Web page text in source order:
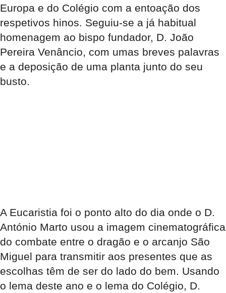
Europa e do Colégio com a entoação dos
respetivos hinos. Seguiu-se a já habitual
homenagem ao bispo fundador, D. João
Pereira Venâncio, com umas breves palavras
e a deposição de uma planta junto do seu
busto.
A Eucaristia foi o ponto alto do dia onde o D.
António Marto usou a imagem cinematográfica
do combate entre o dragão e o arcanjo São
Miguel para transmitir aos presentes que as
escolhas têm de ser do lado do bem. Usando
o lema deste ano e o lema do Colégio, D.